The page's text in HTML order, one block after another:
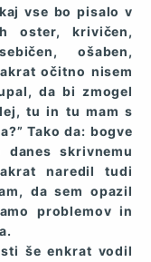
vse bo pisalo v
krivičen,
ošaben,
očitno nisem
da bi zmogel
tu in tu mam s
Tako da: bogve
skrivnemu
naredil tudi
da sem opazil
problemov in
še enkrat vodil